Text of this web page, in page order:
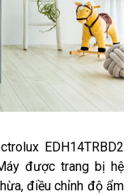
EDH14TRBD2
được trang bị hệ
điều chỉnh độ ẩm